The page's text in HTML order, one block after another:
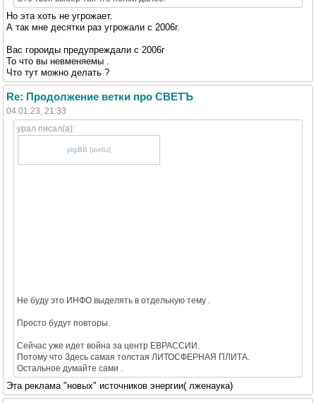
Но эта хоть не угрожает.
А так мне десятки раз угрожали с 2006г.
Вас гороиды предупреждали с 2006г
То что вы невменяемы .
Что тут можно делать ?
Re: Продолжение ветки про СВЕТЪ
04.01.23, 21:33
урал писал(а):
phpBB [media]
Не буду это ИНФО выделять в отдельную тему .
Просто будут повторы.
Сейчас уже идет война за центр ЕВРАССИИ.
Потому что Здесь самая толстая ЛИТОСФЕРНАЯ ПЛИТА.
Остальное думайте сами .
Эта реклама "новых" источников энергии( лженаука)